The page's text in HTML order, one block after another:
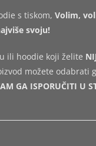
s tiskom,Volim,
svoju!
ili hoodie koji želite
možete odabrati
GA ISPORUČITI U